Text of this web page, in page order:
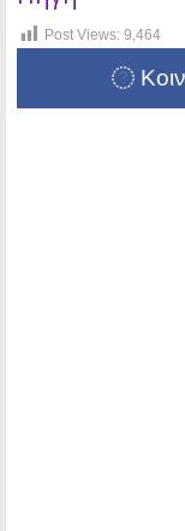
Post Views: 9,464